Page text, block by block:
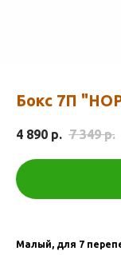
Бокс 7П
4 890 р. 7 349 р.
Малый, для 7